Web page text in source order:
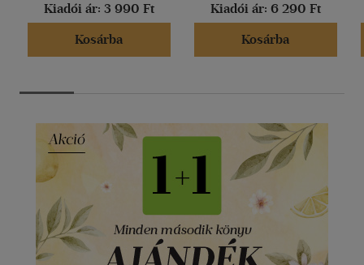
Kiadói ár: 3 990 Ft
Kosárba
Kiadói ár: 6 290 Ft
Kosárba